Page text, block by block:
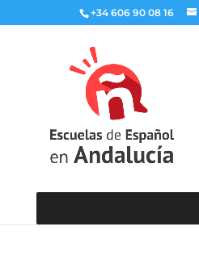
+34 606 90 08 16